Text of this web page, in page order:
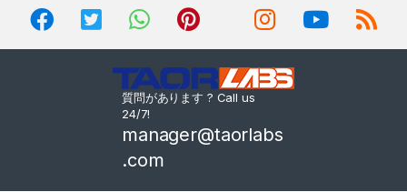
質問があります ? Call us
24/7!
manager@taorlabs
.com